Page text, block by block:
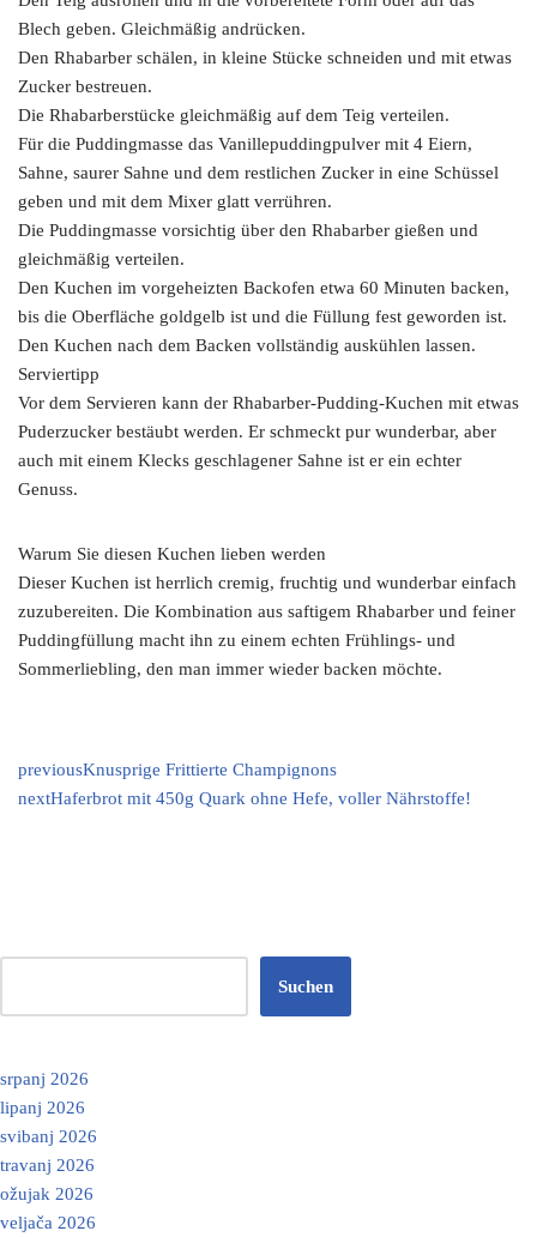
Blech geben. Gleichmäßig andrücken.
Den Rhabarber schälen, in kleine Stücke schneiden und mit etwas
Zucker bestreuen.
Die Rhabarberstücke gleichmäßig auf dem Teig verteilen.
Für die Puddingmasse das Vanillepuddingpulver mit 4 Eiern,
Sahne, saurer Sahne und dem restlichen Zucker in eine Schüssel
geben und mit dem Mixer glatt verrühren.
Die Puddingmasse vorsichtig über den Rhabarber gießen und
gleichmäßig verteilen.
Den Kuchen im vorgeheizten Backofen etwa 60 Minuten backen,
bis die Oberfläche goldgelb ist und die Füllung fest geworden ist.
Den Kuchen nach dem Backen vollständig auskühlen lassen.
Serviertipp
Vor dem Servieren kann der Rhabarber-Pudding-Kuchen mit etwas
Puderzucker bestäubt werden. Er schmeckt pur wunderbar, aber
auch mit einem Klecks geschlagener Sahne ist er ein echter
Genuss.
Warum Sie diesen Kuchen lieben werden
Dieser Kuchen ist herrlich cremig, fruchtig und wunderbar einfach
zuzubereiten. Die Kombination aus saftigem Rhabarber und feiner
Puddingfüllung macht ihn zu einem echten Frühlings- und
Sommerliebling, den man immer wieder backen möchte.
previousKnusprige Frittierte Champignons
nextHaferbrot mit 450g Quark ohne Hefe, voller Nährstoffe!
Suchen
srpanj 2026
lipanj 2026
svibanj 2026
travanj 2026
ožujak 2026
veljača 2026